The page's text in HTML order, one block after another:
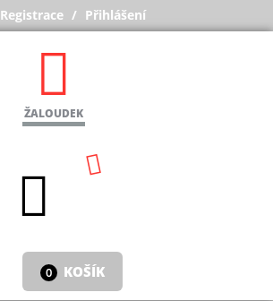
Registrace Přihlášení
ŽALOUDEK
0 KOŠÍK